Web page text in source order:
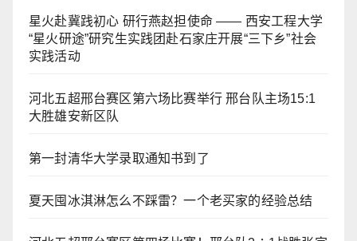
星火赴冀践初心 研行燕赵担使命 —— 西安工程大学
“星火研途”研究生实践团赴石家庄开展“三下乡”社会
实践活动
河北五超邢台赛区第六场比赛举行 邢台队主场15:1
大胜雄安新区队
第一封清华大学录取通知书到了
夏天囤冰淇淋怎么不踩雷？一个老买家的经验总结